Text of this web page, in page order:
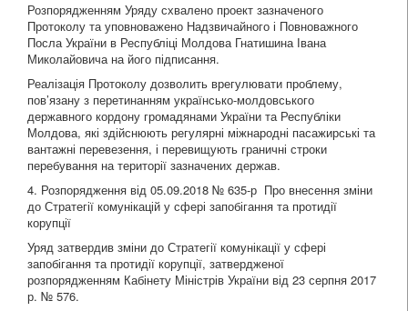
Розпорядженням Уряду схвалено проект зазначеного
Протоколу та уповноважено Надзвичайного і Повноважного
Посла України в Республіці Молдова Гнатишина Івана
Миколайовича на його підписання.
Реалізація Протоколу дозволить врегулювати проблему,
пов’язану з перетинанням українсько-молдовського
державного кордону громадянами України та Республіки
Молдова, які здійснюють регулярні міжнародні пасажирські та
вантажні перевезення, і перевищують граничні строки
перебування на території зазначених держав.
4. Розпорядження від 05.09.2018 № 635-р Про внесення зміни
до Стратегії комунікацій у сфері запобігання та протидії
корупції
Уряд затвердив зміни до Стратегії комунікації у сфері
запобігання та протидії корупції, затвердженої
розпорядженням Кабінету Міністрів України від 23 серпня 2017
р. № 576.